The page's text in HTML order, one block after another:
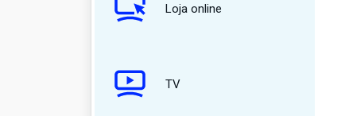
Loja online
TV